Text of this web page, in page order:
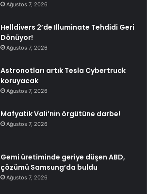
Ağustos 7, 2026
Helldivers 2’de Illuminate Tehdidi Geri
Dönüyor!
Ağustos 7, 2026
Astronotları artık Tesla Cybertruck
koruyacak
Ağustos 7, 2026
Mafyatik Vali’nin örgütüne darbe!
Ağustos 7, 2026
Gemi üretiminde geriye düşen ABD,
çözümü Samsung’da buldu
Ağustos 7, 2026